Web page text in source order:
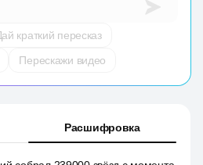
краткий пересказ
Перескажи видео
Расшифровка